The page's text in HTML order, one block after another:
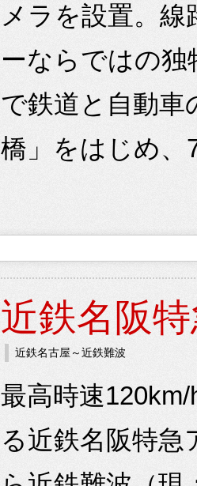
メラを設置。
ーならではの独
で鉄道と自動車
橋」をはじめ、
近鉄名阪
近鉄名古屋～近鉄難波
最高時速
る近鉄名阪特